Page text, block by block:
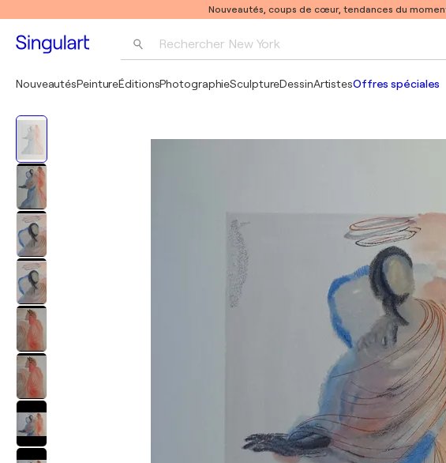
Nouveautés, coups de cœur, tendances du
Rechercher New York
Pablo Picasso
NouveautésPeintureÉditionsPhotographieSculptureDessinArtistesOffres spéciales